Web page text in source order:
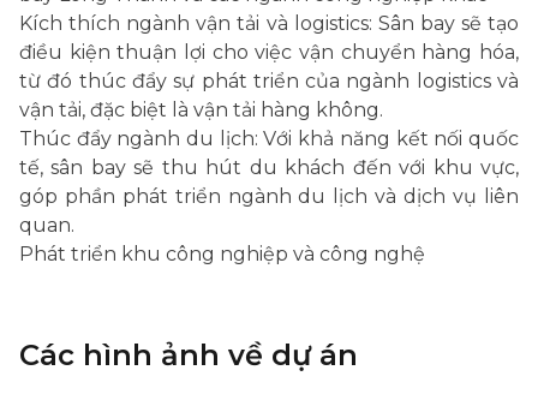
Kích thích ngành vận tải và logistics: Sân bay sẽ tạo
điều kiện thuận lợi cho việc vận chuyển hàng hóa,
từ đó thúc đẩy sự phát triển của ngành logistics và
vận tải, đặc biệt là vận tải hàng không.
Thúc đẩy ngành du lịch: Với khả năng kết nối quốc
tế, sân bay sẽ thu hút du khách đến với khu vực,
góp phần phát triển ngành du lịch và dịch vụ liên
quan.
Phát triển khu công nghiệp và công nghệ
Các hình ảnh về dự án